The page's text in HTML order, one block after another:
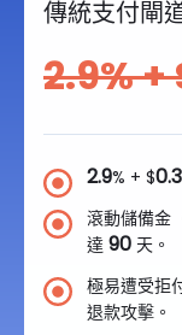
傳統支付閘
2.9% +
2.9% + $0.3
滾動儲備金
達 90 天。
極易遭受拒
退款攻擊。